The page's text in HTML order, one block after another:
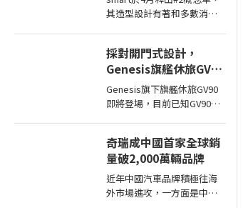
其造型設計有著和多數消費
亮相，近日smart就透過壁畫
公布#2量產版樣貌。
採對開門式設計，
Genesis旗艦休旅GV90
即將現身
Genesis旗下旗艦休旅GV90
即將登場，目前已知GV90將
奇瑞成中國首家全球銷
量破2,000萬輛品牌
近年中國汽車品牌積極往海
外市場進攻，一方面是中國